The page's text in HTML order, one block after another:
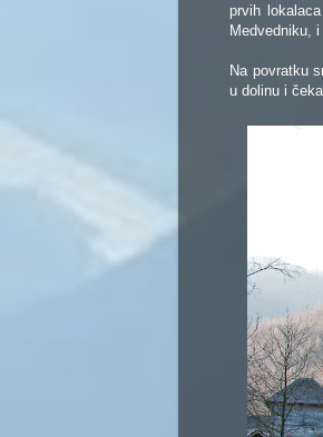
prvih
Medvedniku,
Na povratku
u dolinu i